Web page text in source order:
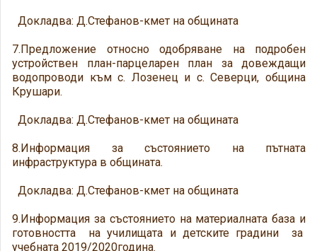
Докладва: Д.Стефанов-кмет на общината
7.Предложение относно одобряване на подробен
устройствен план-парцеларен план за довеждащи
водопроводи към с. Лозенец и с. Северци, община
Крушари.
Докладва: Д.Стефанов-кмет на общината
8.Информация за състоянието на пътната
инфраструктура в общината.
Докладва: Д.Стефанов-кмет на общината
9.Информация за състоянието на материалната база и
готовността на училищата и детските градини за
учебната 2019/2020година.